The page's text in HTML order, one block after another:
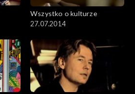
Wszystko o kulturze
27.07.2014